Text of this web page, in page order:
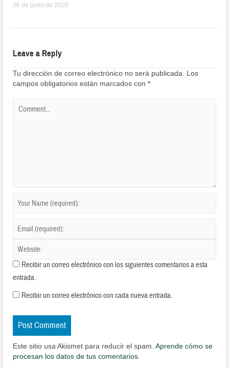
26 de junio de 2026
Leave a Reply
Tu dirección de correo electrónico no será publicada. Los
campos obligatorios están marcados con*
Recibir un correo electrónico con los siguientes comentarios a esta
entrada.
Recibir un correo electrónico con cada nueva entrada.
Este sitio usa Akismet para reducir el spam.Aprende cómo se
procesan los datos de tus comentarios.